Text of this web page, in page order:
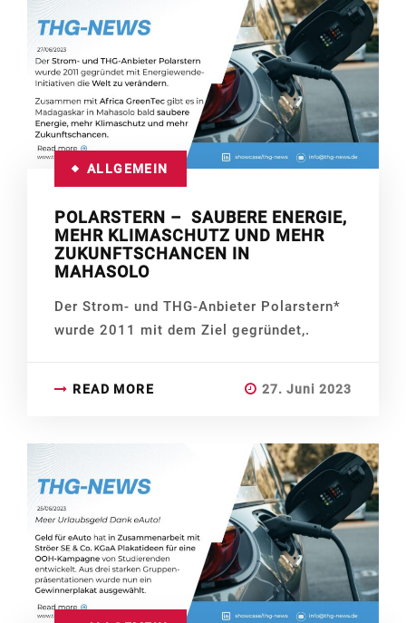
ALLGEMEIN
POLARSTERN – SAUBERE ENERGIE,
MEHR KLIMASCHUTZ UND MEHR
ZUKUNFTSCHANCEN IN
MAHASOLO
Der Strom- und THG-Anbieter Polarstern*
wurde 2011 mit dem Ziel gegründet,.
READ MORE 27. Juni 2023